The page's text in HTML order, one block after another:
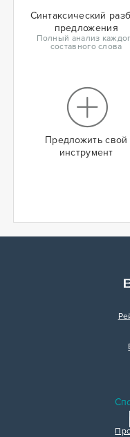
Синтаксический
предложения
Полный анализ
составного слова
Предложить свой
инструмент